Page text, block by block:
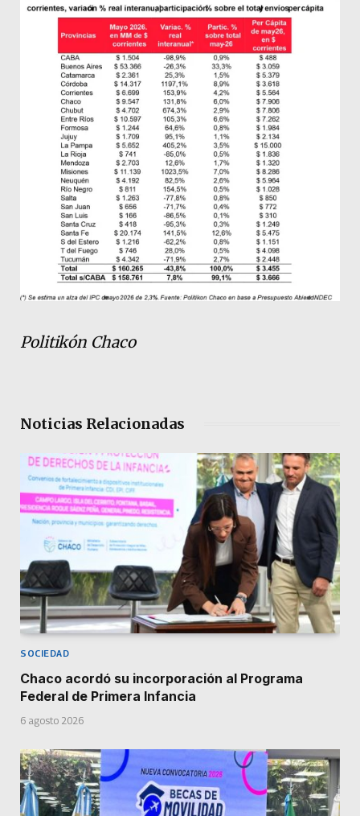
Politikón Chaco
Noticias Relacionadas
SOCIEDAD
Chaco acordó su incorporación al Programa
Federal de Primera Infancia
6 agosto 2026